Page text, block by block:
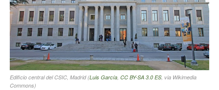
Edificio central del CSIC, Madrid (Luis García, CC BY-SA 3.0 ES, via Wikimedia
Commons)